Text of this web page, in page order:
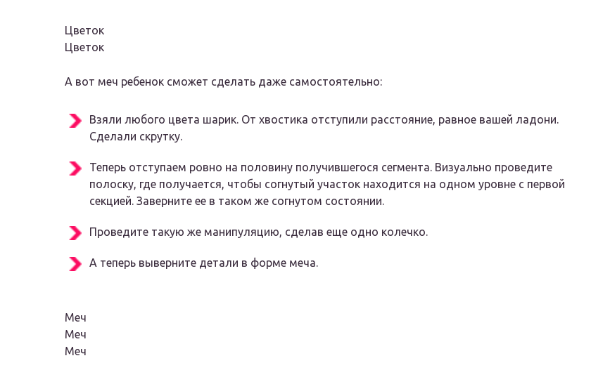
Цветок
Цветок
А вот меч ребенок сможет сделать даже самостоятельно:
Взяли любого цвета шарик. От хвостика отступили расстояние, равное вашей ладони.
Сделали скрутку.
Теперь отступаем ровно на половину получившегося сегмента. Визуально проведите
полоску, где получается, чтобы согнутый участок находится на одном уровне с первой
секцией. Заверните ее в таком же согнутом состоянии.
Проведите такую же манипуляцию, сделав еще одно колечко.
А теперь выверните детали в форме меча.
Меч
Меч
Меч